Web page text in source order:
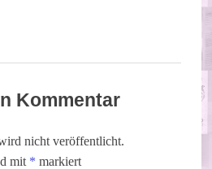
Kommentar
nicht veröffentlicht.
mit * markiert